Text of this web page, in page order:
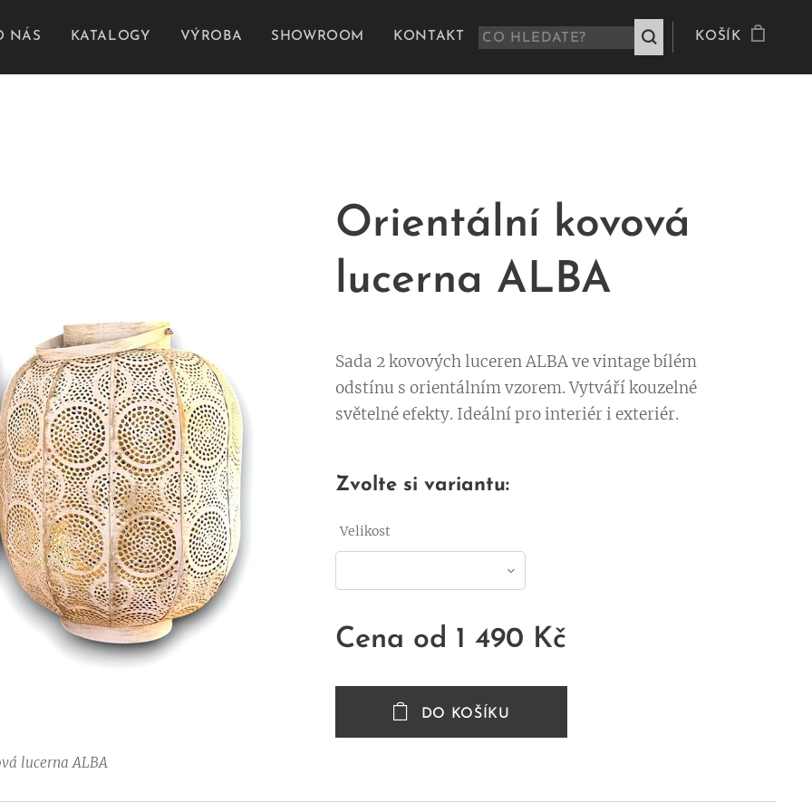
NÁS KATALOGY VÝROBA SHOWROOM KONTAKT KOŠÍK
Orientální kovová
lucerna ALBA
lucerna ALBA
lucerna ALBA
lucerna ALBA
lucerna ALBA
Sada 2 kovových luceren ALBA ve vintage bílém
odstínu s orientálním vzorem. Vytváří kouzelné
světelné efekty. Ideální pro interiér i exteriér.
Zvolte si variantu:
Velikost
Cena od 1 490 Kč
DO KOŠÍKU